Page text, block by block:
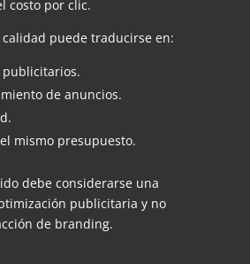
costo por clic.
puede traducirse en:
publicitarios.
de anuncios.
mismo presupuesto.
debe considerarse una
publicitaria y no
de branding.